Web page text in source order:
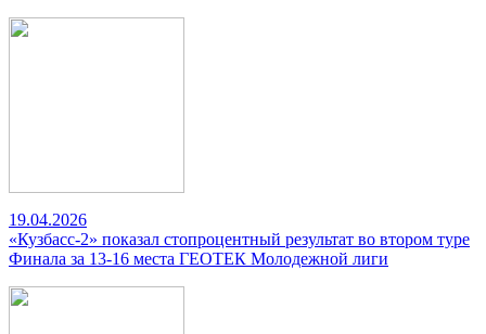
19.04.2026
«Кузбасс-2» показал стопроцентный результат во втором туре
Финала за 13-16 места ГЕОТЕК Молодежной лиги